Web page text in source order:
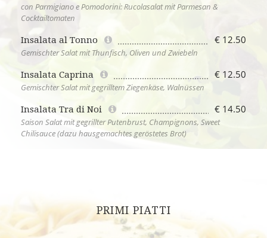
con Parmigiano e Pomodorini: Rucolasalat mit Parmesan &
Cocktailtomaten
Insalata al Tonno € 12.50
Gemischter Salat mit Thunfisch, Oliven und Zwiebeln
Insalata Caprina € 12.50
Gemischter Salat mit gegrilltem Ziegenkäse, Walnüssen
Insalata Tra di Noi € 14.50
Saison Salat mit gegrillter Putenbrust, Champignons, Sweet
Chilisauce (dazu hausgemachtes geröstetes Brot)
PRIMI PIATTI